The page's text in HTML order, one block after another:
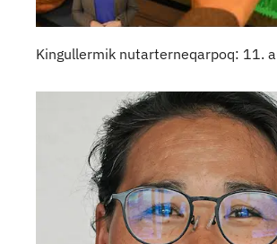
Kingullermik nutarterneqarpoq: 11.
Kontaktpersoner